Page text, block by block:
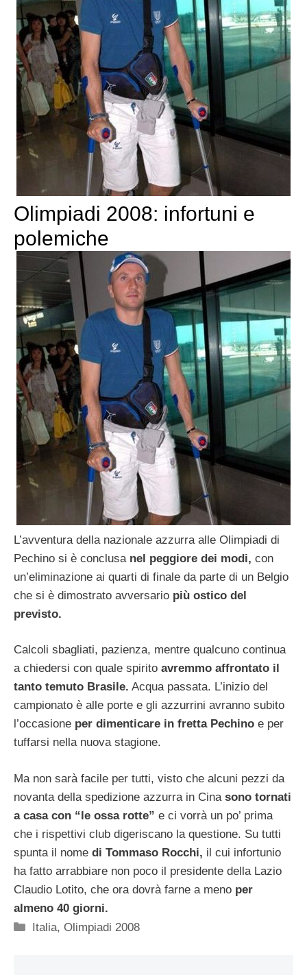
Olimpiadi 2008: infortuni e
polemiche
L’avventura della nazionale azzurra alle Olimpiadi di
Pechino si è conclusa nel peggiore dei modi, con
un’eliminazione ai quarti di finale da parte di un Belgio
che si è dimostrato avversario più ostico del
previsto.
Calcoli sbagliati, pazienza, mentre qualcuno continua
a chiedersi con quale spirito avremmo affrontato il
tanto temuto Brasile. Acqua passata. L’inizio del
campionato è alle porte e gli azzurrini avranno subito
l’occasione per dimenticare in fretta Pechino e per
tuffarsi nella nuova stagione.
Ma non sarà facile per tutti, visto che alcuni pezzi da
novanta della spedizione azzurra in Cina sono tornati
a casa con “le ossa rotte” e ci vorrà un po’ prima
che i rispettivi club digeriscano la questione. Su tutti
spunta il nome di Tommaso Rocchi, il cui infortunio
ha fatto arrabbiare non poco il presidente della Lazio
Claudio Lotito, che ora dovrà farne a meno per
almeno 40 giorni.
Categorie
Italia,Olimpiadi 2008